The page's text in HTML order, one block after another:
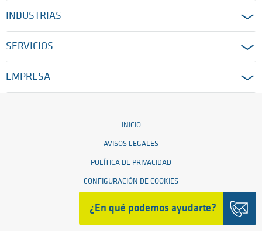
¿En qué podemos ayudarte?
INDUSTRIAS
SERVICIOS
EMPRESA
INICIO
AVISOS LEGALES
POLÍTICA DE PRIVACIDAD
CONFIGURACIÓN DE COOKIES